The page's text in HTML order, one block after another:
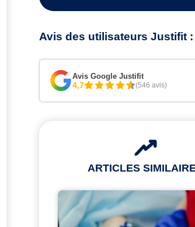
Avis des utilisateurs Justifit :
Avis Google Justifit
4,7 (546 avis)
ARTICLES